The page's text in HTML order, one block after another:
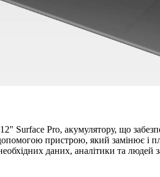
Surface Pro, акумулятору, що
пристрою, який замінює
даних, аналітики та